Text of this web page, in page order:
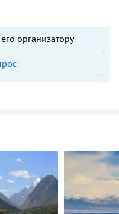
организатору